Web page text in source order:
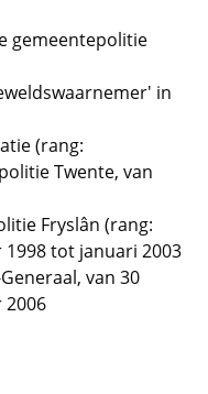
gemeentepolitie
in
(rang:
Twente, van
Fryslân (rang:
tot januari 2003
van 30
2006